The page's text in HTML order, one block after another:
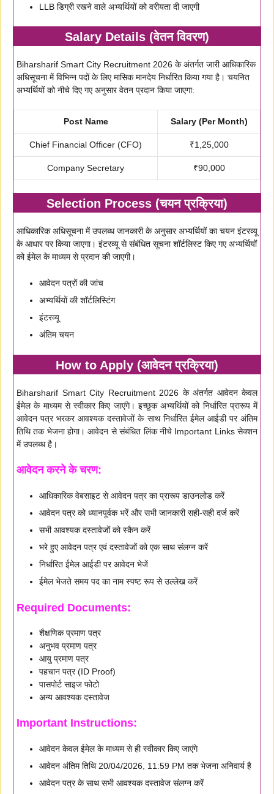
LLB डिग्री रखने वाले अभ्यर्थियों को वरीयता दी जाएगी
Salary Details (वेतन विवरण)
Biharsharif Smart City Recruitment 2026 के अंतर्गत जारी आधिकारिक
अधिसूचना में विभिन्न पदों के लिए मासिक मानदेय निर्धारित किया गया है। चयनित
अभ्यर्थियों को नीचे दिए गए अनुसार वेतन प्रदान किया जाएगा:
Post Name Salary (Per Month)
Chief Financial Officer (CFO) ₹1,25,000
Company Secretary ₹90,000
Selection Process (चयन प्रक्रिया)
आधिकारिक अधिसूचना में उपलब्ध जानकारी के अनुसार अभ्यर्थियों का चयन इंटरव्यू
के आधार पर किया जाएगा। इंटरव्यू से संबंधित सूचना शॉर्टलिस्ट किए गए अभ्यर्थियों
को ईमेल के माध्यम से प्रदान की जाएगी।
आवेदन पत्रों की जांच
अभ्यर्थियों की शॉर्टलिस्टिंग
इंटरव्यू
अंतिम चयन
How to Apply (आवेदन प्रक्रिया)
Biharsharif Smart City Recruitment 2026 के अंतर्गत आवेदन केवल
ईमेल के माध्यम से स्वीकार किए जाएंगे। इच्छुक अभ्यर्थियों को निर्धारित प्रारूप में
आवेदन पत्र भरकर आवश्यक दस्तावेजों के साथ निर्धारित ईमेल आईडी पर अंतिम
तिथि तक भेजना होगा। आवेदन से संबंधित लिंक नीचे Important Links सेक्शन
में उपलब्ध है।
आवेदन करने के चरण:
आधिकारिक वेबसाइट से आवेदन पत्र का प्रारूप डाउनलोड करें
आवेदन पत्र को ध्यानपूर्वक भरें और सभी जानकारी सही-सही दर्ज करें
सभी आवश्यक दस्तावेजों को स्कैन करें
भरे हुए आवेदन पत्र एवं दस्तावेजों को एक साथ संलग्न करें
निर्धारित ईमेल आईडी पर आवेदन भेजें
ईमेल भेजते समय पद का नाम स्पष्ट रूप से उल्लेख करें
Required Documents:
शैक्षणिक प्रमाण पत्र
अनुभव प्रमाण पत्र
आयु प्रमाण पत्र
पहचान पत्र (ID Proof)
पासपोर्ट साइज फोटो
अन्य आवश्यक दस्तावेज
Important Instructions:
आवेदन केवल ईमेल के माध्यम से ही स्वीकार किए जाएंगे
आवेदन अंतिम तिथि 20/04/2026, 11:59 PM तक भेजना अनिवार्य है
आवेदन पत्र के साथ सभी आवश्यक दस्तावेज संलग्न करें